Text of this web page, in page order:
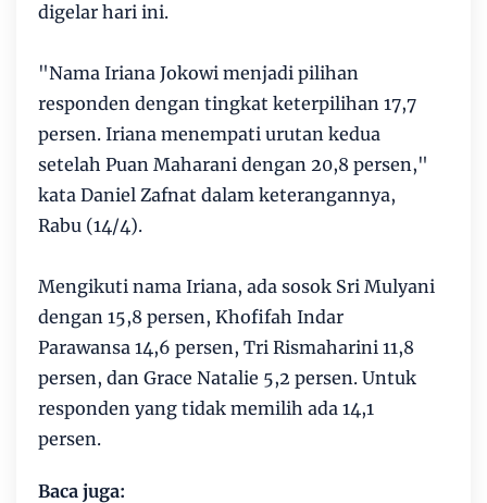
digelar hari ini.
"Nama Iriana Jokowi menjadi pilihan
responden dengan tingkat keterpilihan 17,7
persen. Iriana menempati urutan kedua
setelah Puan Maharani dengan 20,8 persen,"
kata Daniel Zafnat dalam keterangannya,
Rabu (14/4).
Mengikuti nama Iriana, ada sosok Sri Mulyani
dengan 15,8 persen, Khofifah Indar
Parawansa 14,6 persen, Tri Rismaharini 11,8
persen, dan Grace Natalie 5,2 persen. Untuk
responden yang tidak memilih ada 14,1
persen.
Baca juga: